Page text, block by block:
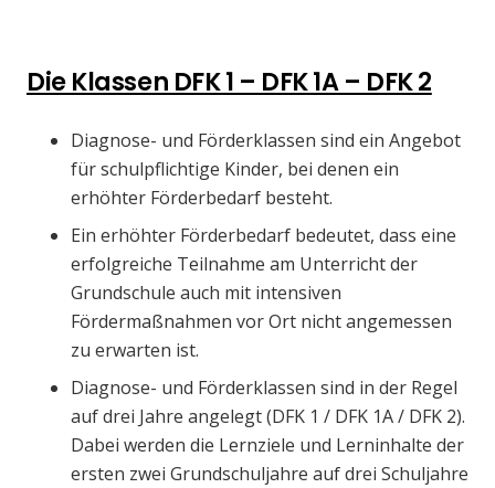
Die Klassen DFK 1 – DFK 1A – DFK 2
Diagnose- und Förderklassen sind ein Angebot
für schulpflichtige Kinder, bei denen ein
erhöhter Förderbedarf besteht.
Ein erhöhter Förderbedarf bedeutet, dass eine
erfolgreiche Teilnahme am Unterricht der
Grundschule auch mit intensiven
Fördermaßnahmen vor Ort nicht angemessen
zu erwarten ist.
Diagnose- und Förderklassen sind in der Regel
auf drei Jahre angelegt (DFK 1 / DFK 1A / DFK 2).
Dabei werden die Lernziele und Lerninhalte der
ersten zwei Grundschuljahre auf drei Schuljahre